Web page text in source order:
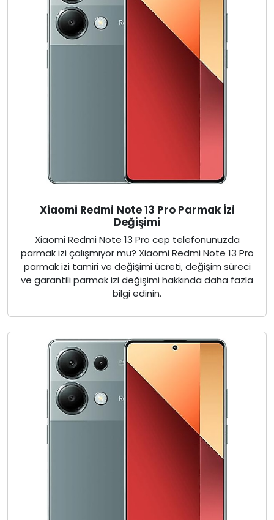
Xiaomi Redmi Note 13 Pro Parmak İzi
Değişimi
Xiaomi Redmi Note 13 Pro cep telefonunuzda
parmak izi çalışmıyor mu? Xiaomi Redmi Note 13 Pro
parmak izi tamiri ve değişimi ücreti, değişim süreci
ve garantili parmak izi değişimi hakkında daha fazla
bilgi edinin.